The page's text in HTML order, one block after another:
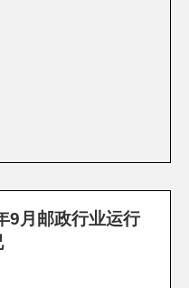
9月邮政行业运行